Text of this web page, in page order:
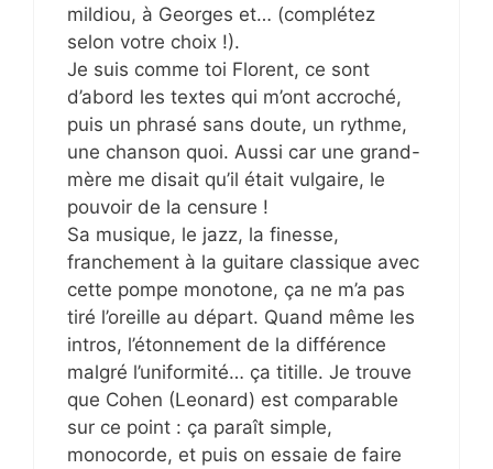
mildiou, à Georges et… (complétez
selon votre choix !).
Je suis comme toi Florent, ce sont
d’abord les textes qui m’ont accroché,
puis un phrasé sans doute, un rythme,
une chanson quoi. Aussi car une grand-
mère me disait qu’il était vulgaire, le
pouvoir de la censure !
Sa musique, le jazz, la finesse,
franchement à la guitare classique avec
cette pompe monotone, ça ne m’a pas
tiré l’oreille au départ. Quand même les
intros, l’étonnement de la différence
malgré l’uniformité… ça titille. Je trouve
que Cohen (Leonard) est comparable
sur ce point : ça paraît simple,
monocorde, et puis on essaie de faire